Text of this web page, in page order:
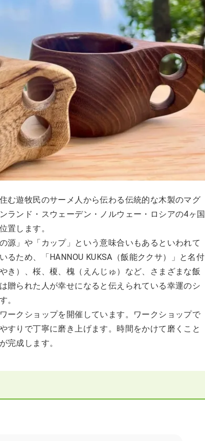
む遊牧民のサーメ人から伝わる伝統的な木製のマグ
ランド・スウェーデン・ノルウェー・ロシアの4ヶ国
置します。
源」や「カップ」という意味合いもあるといわれて
るため、「HANNOU KUKSA（飯能ククサ）」と名付
き）、桜、榎、槐（えんじゅ）など、さまざまな飯
贈られた人が幸せになると伝えられている幸運のシ
。
ークショップを開催しています。ワークショップで
すりで丁寧に磨き上げます。時間をかけて磨くこと
完成します。